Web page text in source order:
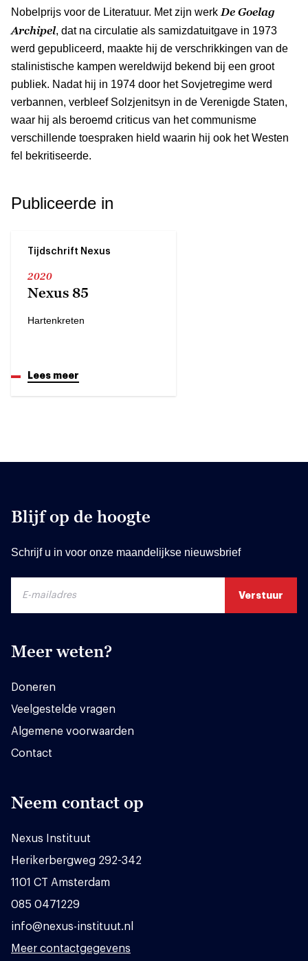
Nobelprijs voor de Literatuur. Met zijn werk De Goelag
Archipel, dat na circulatie als samizdatuitgave in 1973
werd gepubliceerd, maakte hij de verschrikkingen van de
stalinistische kampen wereldwijd bekend bij een groot
publiek. Nadat hij in 1974 door het Sovjetregime werd
verbannen, verbleef Solzjenitsyn in de Verenigde Staten,
waar hij als beroemd criticus van het communisme
verschillende toespraken hield waarin hij ook het Westen
fel bekritiseerde.
Publiceerde in
Tijdschrift Nexus
2020
Nexus 85
Hartenkreten
Lees meer
Blijf op de hoogte
Schrijf u in voor onze maandelijkse nieuwsbrief
Meer weten?
Doneren
Veelgestelde vragen
Algemene voorwaarden
Contact
Neem contact op
Nexus Instituut
Herikerbergweg 292-342
1101 CT Amsterdam
085 0471229
info@nexus-instituut.nl
Meer contactgegevens